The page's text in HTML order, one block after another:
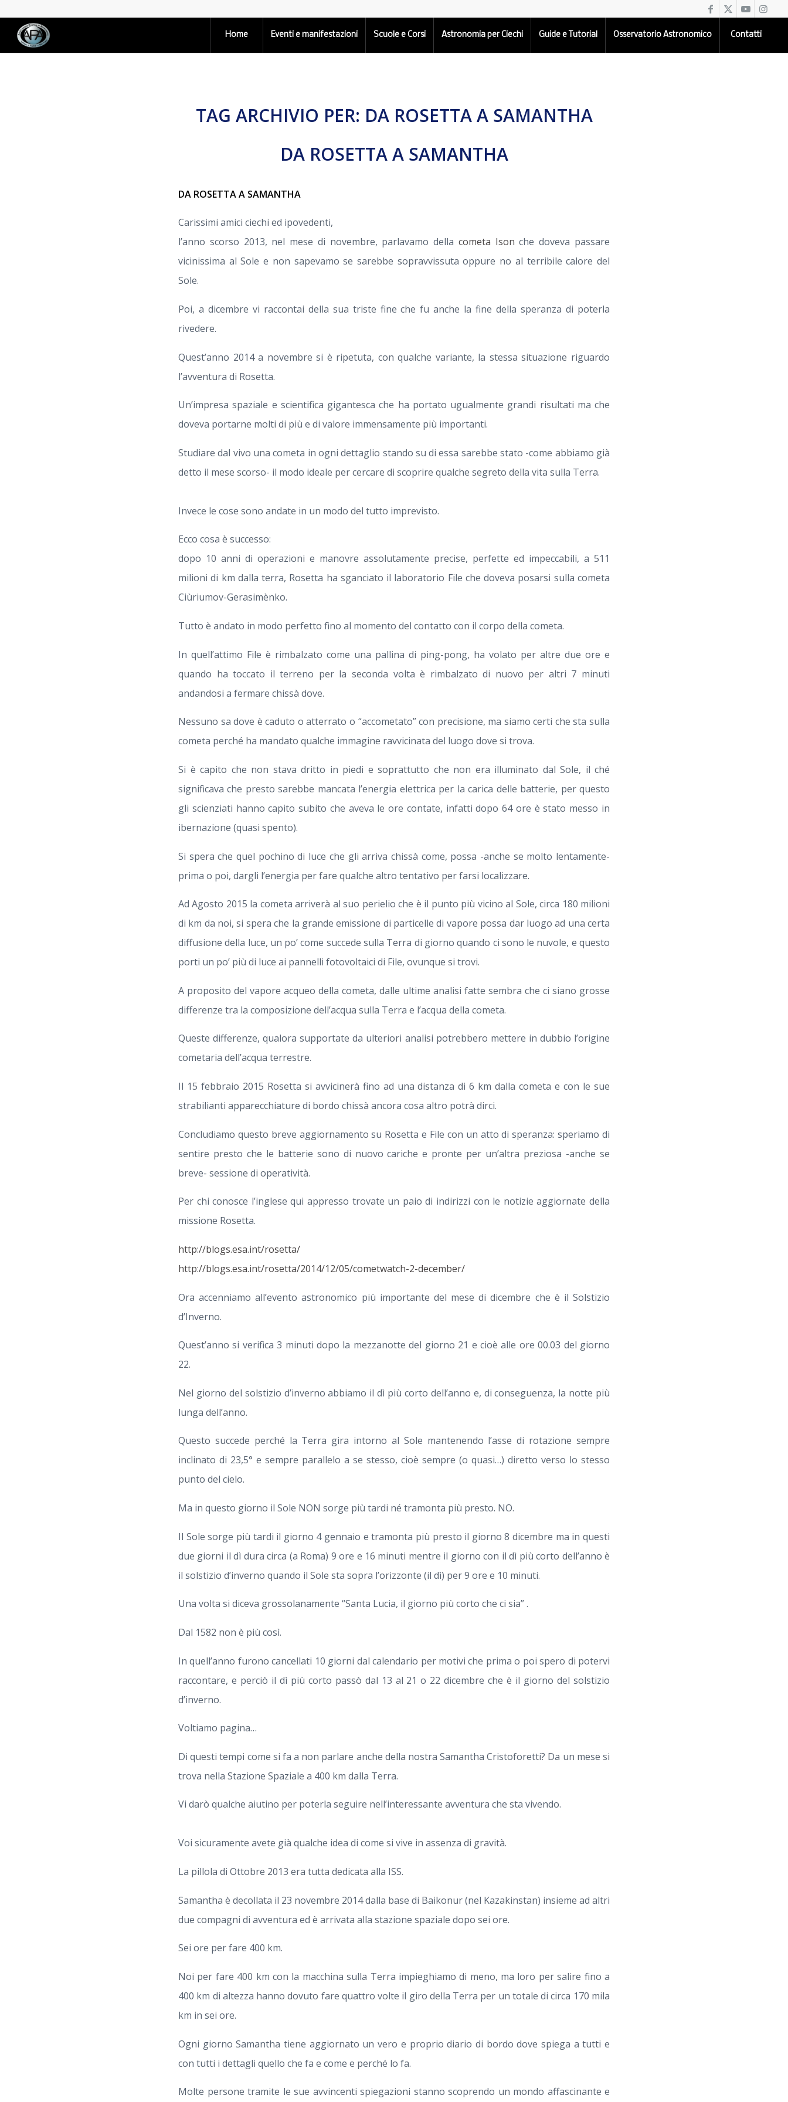
Home Eventi e manifestazioni Scuole e Corsi Astronomia per Ciechi Guide e Tutorial Osservatorio Astronomico Contatti
TAG ARCHIVIO PER: DA ROSETTA A SAMANTHA
DA ROSETTA A SAMANTHA
DA ROSETTA A SAMANTHA
Carissimi amici ciechi ed ipovedenti,
l’anno scorso 2013, nel mese di novembre, parlavamo della cometa Ison che doveva passare
vicinissima al Sole e non sapevamo se sarebbe sopravvissuta oppure no al terribile calore del
Sole.
Poi, a dicembre vi raccontai della sua triste fine che fu anche la fine della speranza di poterla
rivedere.
Quest’anno 2014 a novembre si è ripetuta, con qualche variante, la stessa situazione riguardo
l’avventura di Rosetta.
Un’impresa spaziale e scientifica gigantesca che ha portato ugualmente grandi risultati ma che
doveva portarne molti di più e di valore immensamente più importanti.
Studiare dal vivo una cometa in ogni dettaglio stando su di essa sarebbe stato -come abbiamo già
detto il mese scorso- il modo ideale per cercare di scoprire qualche segreto della vita sulla Terra.
Invece le cose sono andate in un modo del tutto imprevisto.
Ecco cosa è successo:
dopo 10 anni di operazioni e manovre assolutamente precise, perfette ed impeccabili, a 511
milioni di km dalla terra, Rosetta ha sganciato il laboratorio File che doveva posarsi sulla cometa
Ciùriumov-Gerasimènko.
Tutto è andato in modo perfetto fino al momento del contatto con il corpo della cometa.
In quell’attimo File è rimbalzato come una pallina di ping-pong, ha volato per altre due ore e
quando ha toccato il terreno per la seconda volta è rimbalzato di nuovo per altri 7 minuti
andandosi a fermare chissà dove.
Nessuno sa dove è caduto o atterrato o “accometato” con precisione, ma siamo certi che sta sulla
cometa perché ha mandato qualche immagine ravvicinata del luogo dove si trova.
Si è capito che non stava dritto in piedi e soprattutto che non era illuminato dal Sole, il ché
significava che presto sarebbe mancata l’energia elettrica per la carica delle batterie, per questo
gli scienziati hanno capito subito che aveva le ore contate, infatti dopo 64 ore è stato messo in
ibernazione (quasi spento).
Si spera che quel pochino di luce che gli arriva chissà come, possa -anche se molto lentamente-
prima o poi, dargli l’energia per fare qualche altro tentativo per farsi localizzare.
Ad Agosto 2015 la cometa arriverà al suo perielio che è il punto più vicino al Sole, circa 180 milioni
di km da noi, si spera che la grande emissione di particelle di vapore possa dar luogo ad una certa
diffusione della luce, un po’ come succede sulla Terra di giorno quando ci sono le nuvole, e questo
porti un po’ più di luce ai pannelli fotovoltaici di File, ovunque si trovi.
A proposito del vapore acqueo della cometa, dalle ultime analisi fatte sembra che ci siano grosse
differenze tra la composizione dell’acqua sulla Terra e l’acqua della cometa.
Queste differenze, qualora supportate da ulteriori analisi potrebbero mettere in dubbio l’origine
cometaria dell’acqua terrestre.
Il 15 febbraio 2015 Rosetta si avvicinerà fino ad una distanza di 6 km dalla cometa e con le sue
strabilianti apparecchiature di bordo chissà ancora cosa altro potrà dirci.
Concludiamo questo breve aggiornamento su Rosetta e File con un atto di speranza: speriamo di
sentire presto che le batterie sono di nuovo cariche e pronte per un’altra preziosa -anche se
breve- sessione di operatività.
Per chi conosce l’inglese qui appresso trovate un paio di indirizzi con le notizie aggiornate della
missione Rosetta.
http://blogs.esa.int/rosetta/
http://blogs.esa.int/rosetta/2014/12/05/cometwatch-2-december/
Ora accenniamo all’evento astronomico più importante del mese di dicembre che è il Solstizio
d’Inverno.
Quest’anno si verifica 3 minuti dopo la mezzanotte del giorno 21 e cioè alle ore 00.03 del giorno
22.
Nel giorno del solstizio d’inverno abbiamo il dì più corto dell’anno e, di conseguenza, la notte più
lunga dell’anno.
Questo succede perché la Terra gira intorno al Sole mantenendo l’asse di rotazione sempre
inclinato di 23,5° e sempre parallelo a se stesso, cioè sempre (o quasi…) diretto verso lo stesso
punto del cielo.
Ma in questo giorno il Sole NON sorge più tardi né tramonta più presto. NO.
Il Sole sorge più tardi il giorno 4 gennaio e tramonta più presto il giorno 8 dicembre ma in questi
due giorni il dì dura circa (a Roma) 9 ore e 16 minuti mentre il giorno con il dì più corto dell’anno è
il solstizio d’inverno quando il Sole sta sopra l’orizzonte (il dì) per 9 ore e 10 minuti.
Una volta si diceva grossolanamente “Santa Lucia, il giorno più corto che ci sia” .
Dal 1582 non è più così.
In quell’anno furono cancellati 10 giorni dal calendario per motivi che prima o poi spero di potervi
raccontare, e perciò il dì più corto passò dal 13 al 21 o 22 dicembre che è il giorno del solstizio
d’inverno.
Voltiamo pagina…
Di questi tempi come si fa a non parlare anche della nostra Samantha Cristoforetti? Da un mese si
trova nella Stazione Spaziale a 400 km dalla Terra.
Vi darò qualche aiutino per poterla seguire nell’interessante avventura che sta vivendo.
Voi sicuramente avete già qualche idea di come si vive in assenza di gravità.
La pillola di Ottobre 2013 era tutta dedicata alla ISS.
Samantha è decollata il 23 novembre 2014 dalla base di Baikonur (nel Kazakinstan) insieme ad altri
due compagni di avventura ed è arrivata alla stazione spaziale dopo sei ore.
Sei ore per fare 400 km.
Noi per fare 400 km con la macchina sulla Terra impieghiamo di meno, ma loro per salire fino a
400 km di altezza hanno dovuto fare quattro volte il giro della Terra per un totale di circa 170 mila
km in sei ore.
Ogni giorno Samantha tiene aggiornato un vero e proprio diario di bordo dove spiega a tutti e
con tutti i dettagli quello che fa e come e perché lo fa.
Molte persone tramite le sue avvincenti spiegazioni stanno scoprendo un mondo affascinante e